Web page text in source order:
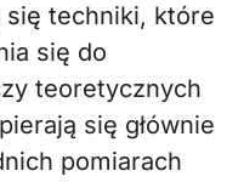
techniki, które
się do
teoretycznych
się głównie
pomiarach